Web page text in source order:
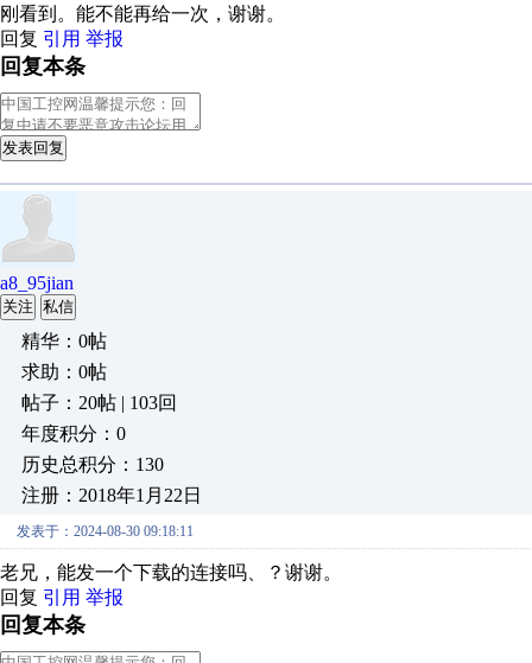
刚看到。能不能再给一次，谢谢。
回复 引用 举报
回复本条
发表回复
a8_95jian
关注 私信
精华：0帖
求助：0帖
帖子：20帖 | 103回
年度积分：0
历史总积分：130
注册：2018年1月22日
发表于：2024-08-30 09:18:11
老兄，能发一个下载的连接吗、？谢谢。
回复 引用 举报
回复本条